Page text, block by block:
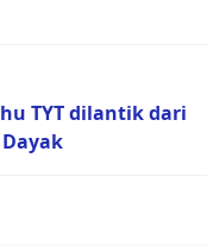
TYT dilantik dari